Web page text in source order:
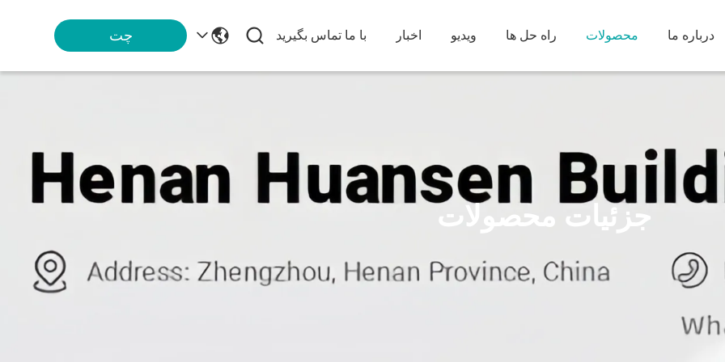
درباره ما محصولات راه حل ها ویدیو اخبار با ما تماس بگیرید چت
جزئیات محصولات